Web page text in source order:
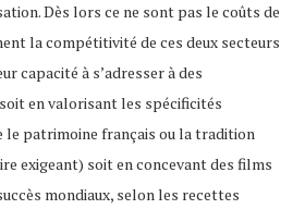
Dès lors ce ne sont pas le coûts de
la compétitivité de ces deux secteurs
capacité à s’adresser à des
en valorisant les spécificités
le patrimoine français ou la tradition
exigeant) soit en concevant des films
mondiaux, selon les recettes